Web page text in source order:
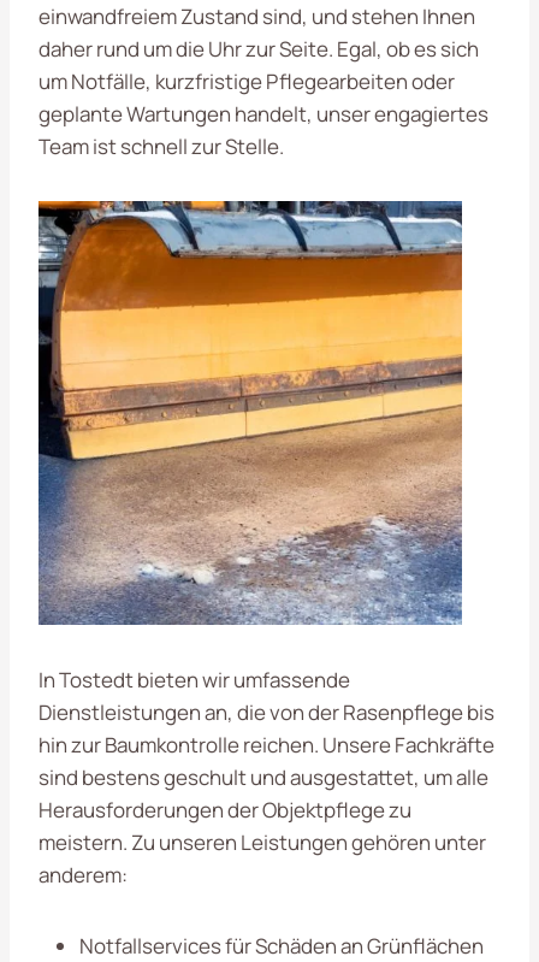
einwandfreiem Zustand sind, und stehen Ihnen
daher rund um die Uhr zur Seite. Egal, ob es sich
um Notfälle, kurzfristige Pflegearbeiten oder
geplante Wartungen handelt, unser engagiertes
Team ist schnell zur Stelle.
In Tostedt bieten wir umfassende
Dienstleistungen an, die von der Rasenpflege bis
hin zur Baumkontrolle reichen. Unsere Fachkräfte
sind bestens geschult und ausgestattet, um alle
Herausforderungen der Objektpflege zu
meistern. Zu unseren Leistungen gehören unter
anderem:
Notfallservices für Schäden an Grünflächen